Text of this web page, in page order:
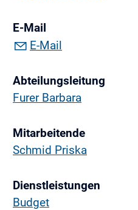
E-Mail
E-Mail
Abteilungsleitung
Furer Barbara
Mitarbeitende
Schmid Priska
Dienstleistungen
Budget